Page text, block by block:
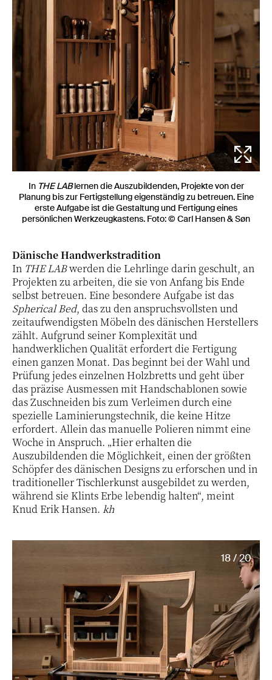
In THE LABlernen die Auszubildenden, Projekte von der
Planung bis zur Fertigstellung eigenständig zu betreuen. Eine
erste Aufgabe ist die Gestaltung und Fertigung eines
persönlichen Werkzeugkastens. Foto: © Carl Hansen & Søn
Dänische Handwerkstradition
In THE LABwerden die Lehrlinge darin geschult, an
Projekten zu arbeiten, die sie von Anfang bis Ende
selbst betreuen. Eine besondere Aufgabe ist das
Spherical Bed, das zu den anspruchsvollsten und
zeitaufwendigsten Möbeln des dänischen Herstellers
zählt. Aufgrund seiner Komplexität und
handwerklichen Qualität erfordert die Fertigung
einen ganzen Monat. Das beginnt bei der Wahl und
Prüfung jedes einzelnen Holzbretts und geht über
das präzise Ausmessen mit Handschablonen sowie
das Zuschneiden bis zum Verleimen durch eine
spezielle Laminierungstechnik, die keine Hitze
erfordert. Allein das manuelle Polieren nimmt eine
Woche in Anspruch. „Hier erhalten die
Auszubildenden die Möglichkeit, einen der größten
Schöpfer des dänischen Designs zu erforschen und in
traditioneller Tischlerkunst ausgebildet zu werden,
während sie Klints Erbe lebendig halten“, meint
Knud Erik Hansen. kh
18 / 20